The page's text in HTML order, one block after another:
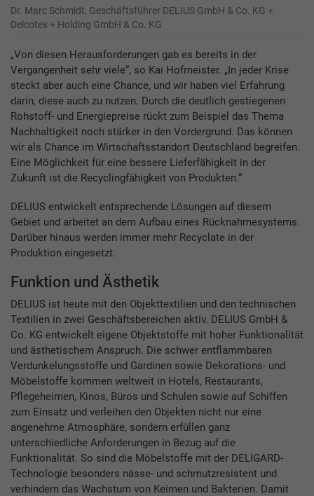
Dr. Marc Schmidt, Geschäftsführer DELIUS GmbH & Co. KG +
Delcotex + Holding GmbH & Co. KG
„Von diesen Herausforderungen gab es bereits in der
Vergangenheit sehr viele“, so Kai Hofmeister. „In jeder Krise
steckt aber auch eine Chance, und wir haben viel Erfahrung
darin, diese auch zu nutzen. Durch die deutlich gestiegenen
Rohstoff- und Energiepreise rückt zum Beispiel das Thema
Nachhaltigkeit noch stärker in den Vordergrund. Das können
wir als Chance im Wirtschaftsstandort Deutschland begreifen.
Eine Möglichkeit für eine bessere Lieferfähigkeit in der
Zukunft ist die Recyclingfähigkeit von Produkten.“
DELIUS entwickelt entsprechende Lösungen auf diesem
Gebiet und arbeitet an dem Aufbau eines Rücknahmesystems.
Darüber hinaus werden immer mehr Recyclate in der
Produktion eingesetzt.
Funktion und Ästhetik
DELIUS ist heute mit den Objekttextilien und den technischen
Textilien in zwei Geschäftsbereichen aktiv. DELIUS GmbH &
Co. KG entwickelt eigene Objektstoffe mit hoher Funktionalität
und ästhetischem Anspruch. Die schwer entflammbaren
Verdunkelungsstoffe und Gardinen sowie Dekorations- und
Möbelstoffe kommen weltweit in Hotels, Restaurants,
Pflegeheimen, Kinos, Büros und Schulen sowie auf Schiffen
zum Einsatz und verleihen den Objekten nicht nur eine
angenehme Atmosphäre, sondern erfüllen ganz
unterschiedliche Anforderungen in Bezug auf die
Funktionalität. So sind die Möbelstoffe mit der DELIGARD-
Technologie besonders nässe- und schmutzresistent und
verhindern das Wachstum von Keimen und Bakterien. Damit